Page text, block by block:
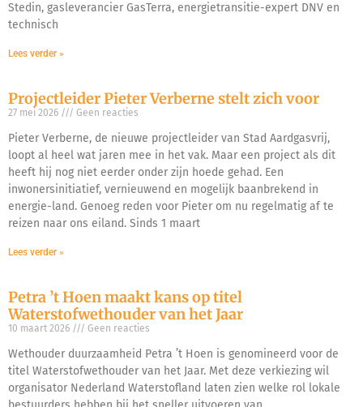
Stedin, gasleverancier GasTerra, energietransitie-expert DNV en
technisch
Lees verder »
Projectleider Pieter Verberne stelt zich voor
27 mei 2026 Geen reacties
Pieter Verberne, de nieuwe projectleider van Stad Aardgasvrij,
loopt al heel wat jaren mee in het vak. Maar een project als dit
heeft hij nog niet eerder onder zijn hoede gehad. Een
inwonersinitiatief, vernieuwend en mogelijk baanbrekend in
energie-land. Genoeg reden voor Pieter om nu regelmatig af te
reizen naar ons eiland. Sinds 1 maart
Lees verder »
Petra ’t Hoen maakt kans op titel
Waterstofwethouder van het Jaar
10 maart 2026 Geen reacties
Wethouder duurzaamheid Petra ’t Hoen is genomineerd voor de
titel Waterstofwethouder van het Jaar. Met deze verkiezing wil
organisator Nederland Waterstofland laten zien welke rol lokale